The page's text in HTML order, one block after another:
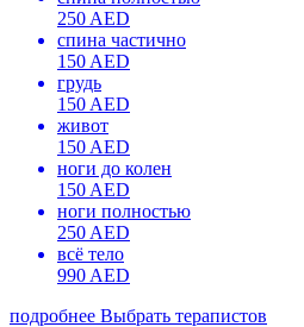
250 AED
спина частично
150 AED
грудь
150 AED
живот
150 AED
ноги до колен
150 AED
ноги полностью
250 AED
всё тело
990 AED
подробнее Выбрать терапистов